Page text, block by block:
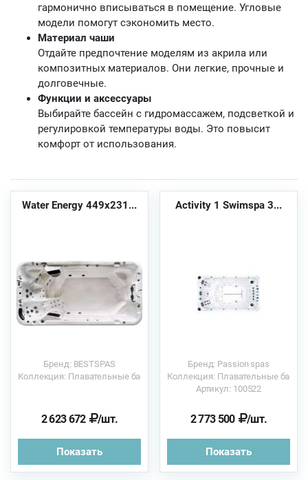
гармонично вписываться в помещение. Угловые
модели помогут сэкономить место.
Материал чаши
Отдайте предпочтение моделям из акрила или
композитных материалов. Они легкие, прочные и
долговечные.
Функции и аксессуары
Выбирайте бассейн с гидромассажем, подсветкой и
регулировкой температуры воды. Это повысит
комфорт от использования.
Water Energy 449х231...
Бренд: BESTSPAS
Коллекция: Плавательные бассейны
2 623 672 /шт.
Показать
Activity 1 Swimspa 3...
Бренд: Passion spas
Коллекция: Плавательные
Артикул: 100522
2 773 500 /шт.
Показать